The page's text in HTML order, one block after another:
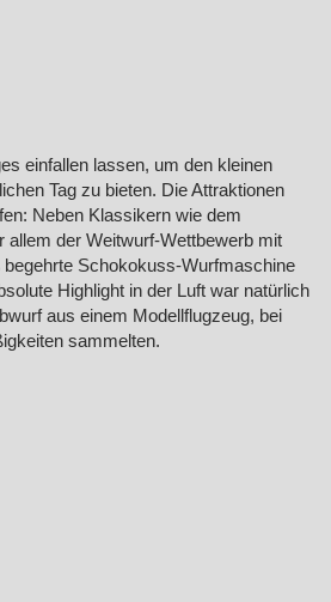
einfallen lassen, um den kleinen
Tag zu bieten. Die Attraktionen
Neben Klassikern wie dem
allem der Weitwurf-Wettbewerb mit
begehrte Schokokuss-Wurfmaschine
Highlight in der Luft war natürlich
aus einem Modellflugzeug, bei
sammelten.